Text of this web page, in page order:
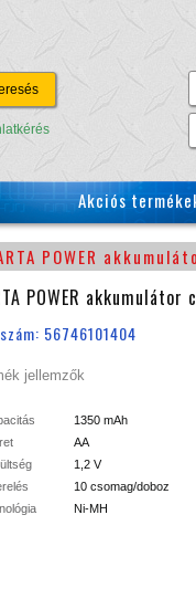
Akciós
POWER
POWER
56746101404
jellemzők
1350 mAh
AA
1,2 V
10 csomag/doboz
Ni-MH